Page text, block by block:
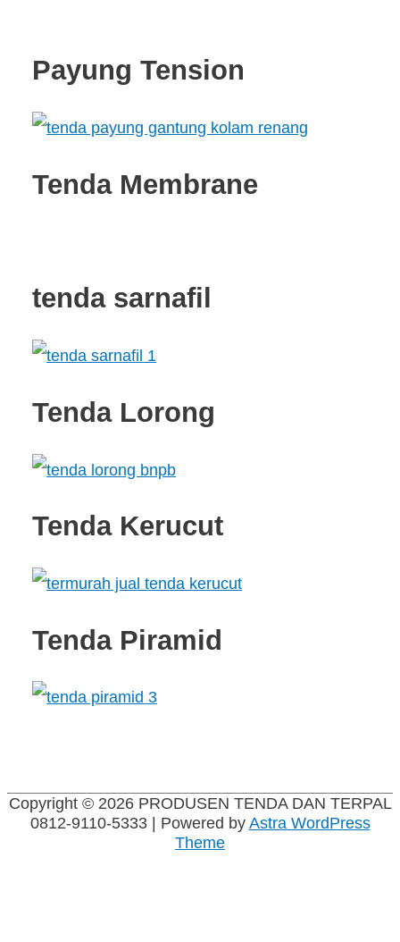
Payung Tension
Tenda Membrane
tenda sarnafil
Tenda Lorong
Tenda Kerucut
Tenda Piramid
Copyright © 2026 PRODUSEN TENDA DAN TERPAL
0812-9110-5333| Powered byAstra WordPress
Theme